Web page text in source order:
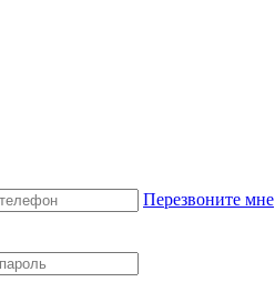
Перезвоните мне